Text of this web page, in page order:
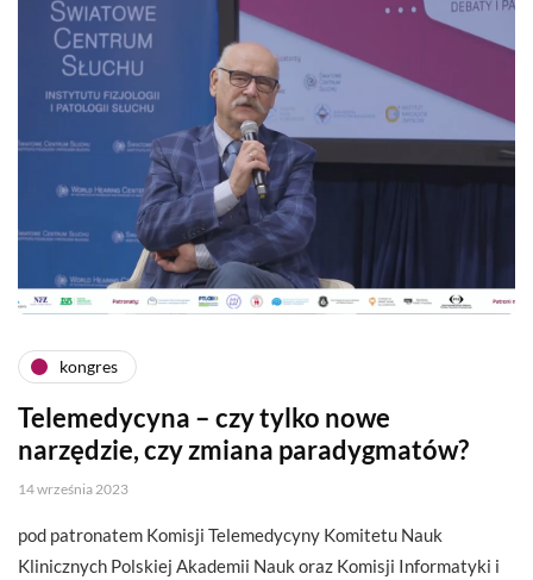
kongres
Telemedycyna – czy tylko nowe
narzędzie, czy zmiana paradygmatów?
14 września 2023
pod patronatem Komisji Telemedycyny Komitetu Nauk
Klinicznych Polskiej Akademii Nauk oraz Komisji Informatyki i